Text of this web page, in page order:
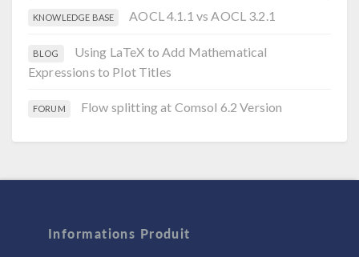
KNOWLEDGE BASE AOCL 4.1.1 vs AOCL 3.2.1
BLOG
Using LaTeX to Add Mathematical
Expressions to Plot Titles
FORUM Flow splitting at Comsol 6.2 Version
Informations Produit